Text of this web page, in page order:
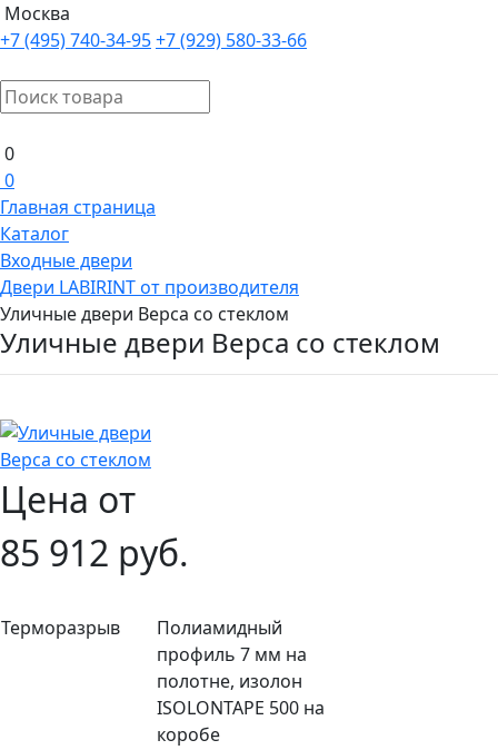
Москва
+7 (495) 740-34-95+7 (929) 580-33-66
0
0
Главная страница
Каталог
Входные двери
Двери LABIRINT от производителя
Уличные двери Верса со стеклом
Уличные двери Верса со стеклом
Цена от
85 912 руб.
Терморазрыв
Полиамидный
профиль 7 мм на
полотне, изолон
ISOLONTAPE 500 на
коробе